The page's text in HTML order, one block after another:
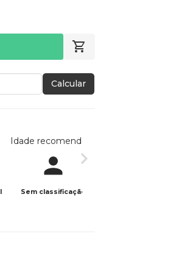
Calcular
Idade recomendada
Sem classificação